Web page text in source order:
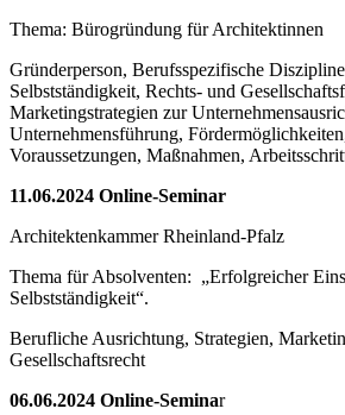
Thema: Bürogründung für Architektinnen
Gründerperson, Berufsspezifische
Selbstständigkeit, Rechts- und
Marketingstrategien zur
Unternehmensführung,
Voraussetzungen, Maßnahmen,
11.06.2024 Online-Seminar
Architektenkammer Rheinland-Pfalz
Thema für Absolventen: „Erfolgreicher
Selbstständigkeit“.
Berufliche Ausrichtung, Strategien,
Gesellschaftsrecht
06.06.2024 Online-Seminar